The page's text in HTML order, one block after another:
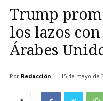
Trump
los lazos
Árabes
Por Redacción 15 de mayo de